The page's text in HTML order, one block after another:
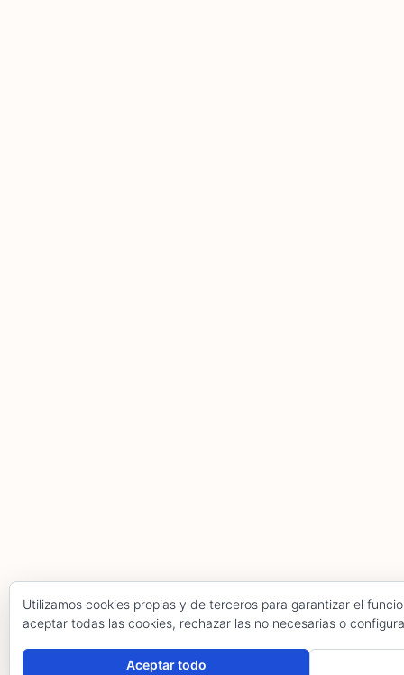
Hola, pincha aquí para abrir el chat.
Utilizamos cookies propias y de terceros para garantizar el
aceptar todas las cookies, rechazar las no necesarias o
Aceptar todo